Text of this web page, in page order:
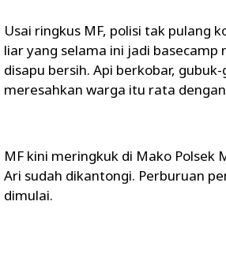
Usai ringkus MF, polisi tak pulang
liar yang selama ini jadi basecamp
disapu bersih. Api berkobar,
meresahkan warga itu rata
MF kini meringkuk di Mako Polsek
Ari sudah dikantongi. Perburuan
dimulai.